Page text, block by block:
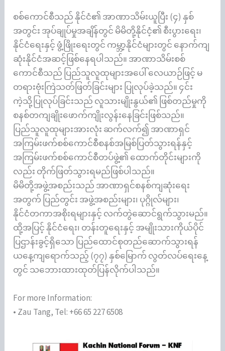
စစ်ကောင်စီသည် နိုင်ငံ၏ အာဏာသိမ်းယူပြီး (၄) နှစ်
အတွင်း အုပ်ချုပ်မှုအချိန်တွင် မိမိတို့နိုင်ငံ့၏ စီးပွားရေး၊
နိုင်ငံရေးနှင့် ဖွံ့ဖြိုးရေးတွင် ကမ္ဘာ့နိုင်ငံများတွင် နောက်ကျ
ဆုံးနိုင်ငံအဆင့်ဖြစ်နေရပါသည်။ အာဏာသိမ်းစစ်
ကောင်စီသည် ပြည်သူလူထုများအပေါ် လေယာဉ်ဖြင့် မ
တရားဗုံးကြဲသတ်ဖြတ်ခြင်းများ ပြုလုပ်ခဲ့သည်။ ၄င်း
ကဲ့သို့ပြုလုပ်ခြင်းသည် လူသားမျိုးနွယ်၏ ဖြစ်တည်မှုကို
စနစ်တကျချိုးဖောက်ကျိုးလွန်းနေခြင်းဖြစ်သည်။
ပြည်သူလူထုများအားလုံး ဆက်လက်၍ အာဏာရှင်
အကြမ်းဖက်စစ်ကောင်စီစနစ်အမြစ်ပြတ်သွားရန်နှင့်
အကြမ်းဖက်စစ်ကောင်စီတပ်ဖွဲ့၏ ထောက်တိုင်းများကို
လည်း တိုက်ဖြတ်သွားရမည်ဖြစ်ပါသည်။
မိမိတို့အဖွဲ့အစည်းသည် အာဏာရှင်စနစ်ကျဆုံးရေး
အတွက် ပြည်တွင်း အဖွဲ့အစည်းများ၊ ပုဂ္ဂိုလ်များ၊
နိုင်ငံတကာအစိုးရများနှင့် လက်တွဲဆောင်ရွက်သွားမည်။
ထို့အပြင့် နိုင်ငံရေး၊ တန်းတူရေးနှင့် အမျိုးသားကိုယ်ပိုင်
ပြဌာန်းခွင့်ရှိသော ပြည်ထောင်စုတည်ဆောက်သွားရန်
ယနေ့ကျရောက်သည့် (၇၇) နှစ်မြောက် လွတ်လပ်ရေးနေ့
တွင် သဘေားထားထုတ်ပြန်လိုက်ပါသည်။
For more Information:
• Zau Tang, Tel: +66 65 227 6508